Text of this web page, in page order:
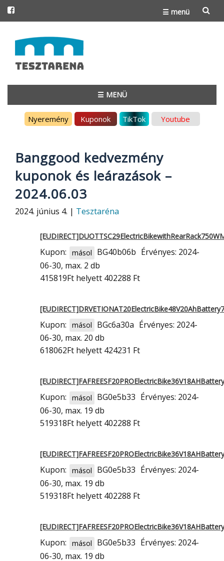
☰ menü
to
content
☰ MENÜ
Nyeremény Kuponok TikTok Youtube
Banggood kedvezmény
kuponok és leárazások –
2024.06.03
2024. június 4. | Tesztaréna
Kupon: másol BG40b06b Érvényes: 2024-
06-30, max. 2 db
415819Ft helyett 402288 Ft
Kupon: másol BGc6a30a Érvényes: 2024-
06-30, max. 20 db
618062Ft helyett 424231 Ft
Kupon: másol BG0e5b33 Érvényes: 2024-
06-30, max. 19 db
519318Ft helyett 402288 Ft
Kupon: másol BG0e5b33 Érvényes: 2024-
06-30, max. 19 db
519318Ft helyett 402288 Ft
Kupon: másol BG0e5b33 Érvényes: 2024-
06-30, max. 19 db